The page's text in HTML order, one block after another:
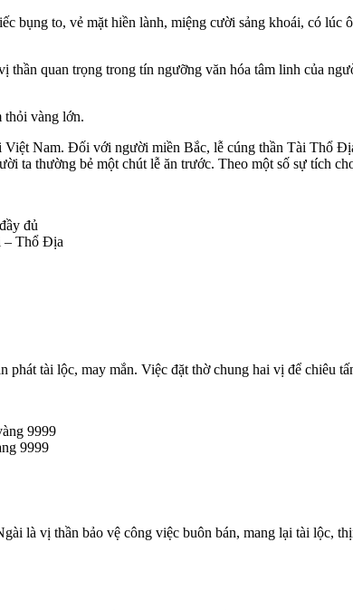
bụng to, vẻ mặt hiền lành, miệng cười sảng khoái, có lúc
quan trọng trong tín ngưỡng văn hóa tâm linh của
thỏi vàng lớn.
Nam. Đối với người miền Bắc, lễ cúng thần Tài Thổ
ta thường bẻ một chút lễ ăn trước. Theo một số sự tích
– Thổ Địa
tài lộc, may mắn. Việc đặt thờ chung hai vị để chiêu
9999
là vị thần bảo vệ công việc buôn bán, mang lại tài lộc,